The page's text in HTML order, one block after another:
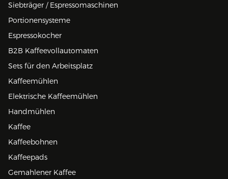
Siebträger / Espressomaschinen
Portionensysteme
Espressokocher
B2B Kaffeevollautomaten
Sets für den Arbeitsplatz
Kaffeemühlen
Elektrische Kaffeemühlen
Handmühlen
Kaffee
Kaffeebohnen
Kaffeepads
Gemahlener Kaffee